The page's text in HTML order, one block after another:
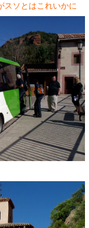
スソとはこれいかに